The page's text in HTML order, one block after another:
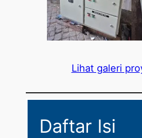
Lihat galeri
Daftar Isi